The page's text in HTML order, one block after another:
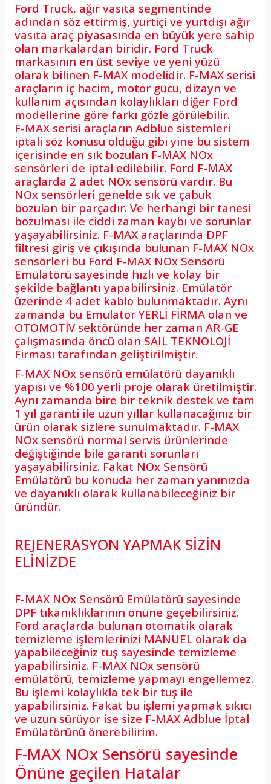
Ford Truck, ağır vasıta segmentinde
adından söz ettirmiş, yurtiçi ve yurtdışı ağır
vasıta araç piyasasında en büyük yere sahip
olan markalardan biridir. Ford Truck
markasının en üst seviye ve yeni yüzü
olarak bilinen F-MAX modelidir. F-MAX serisi
araçların iç hacim, motor gücü, dizayn ve
kullanım açısından kolaylıkları diğer Ford
modellerine göre farkı gözle görülebilir.
F-MAX serisi araçların Adblue sistemleri
iptali söz konusu olduğu gibi yine bu sistem
içerisinde en sık bozulan F-MAX NOx
sensörleri de iptal edilebilir. Ford F-MAX
araçlarda 2 adet NOx sensörü vardır. Bu
NOx sensörleri genelde sık ve çabuk
bozulan bir parçadır. Ve herhangi bir tanesi
bozulması ile ciddi zaman kaybı ve sorunlar
yaşayabilirsiniz. F-MAX araçlarında DPF
filtresi giriş ve çıkışında bulunan F-MAX NOx
sensörleri bu Ford F-MAX NOx Sensörü
Emülatörü sayesinde hızlı ve kolay bir
şekilde bağlantı yapabilirsiniz. Emülatör
üzerinde 4 adet kablo bulunmaktadır. Aynı
zamanda bu Emulator YERLİ FİRMA olan ve
OTOMOTİV sektöründe her zaman AR-GE
çalışmasında öncü olan SAIL TEKNOLOJİ
Firması tarafından geliştirilmiştir.
F-MAX NOx sensörü emülatörü dayanıklı
yapısı ve %100 yerli proje olarak üretilmiştir.
Aynı zamanda bire bir teknik destek ve tam
1 yıl garanti ile uzun yıllar kullanacağınız bir
ürün olarak sizlere sunulmaktadır. F-MAX
NOx sensörü normal servis ürünlerinde
değiştiğinde bile garanti sorunları
yaşayabilirsiniz. Fakat NOx Sensörü
Emülatörü bu konuda her zaman yanınızda
ve dayanıklı olarak kullanabileceğiniz bir
üründür.
REJENERASYON YAPMAK SİZİN
ELİNİZDE
F-MAX NOx Sensörü Emülatörü sayesinde
DPF tıkanıklıklarının önüne geçebilirsiniz.
Ford araçlarda bulunan otomatik olarak
temizleme işlemlerinizi MANUEL olarak da
yapabileceğiniz tuş sayesinde temizleme
yapabilirsiniz. F-MAX NOx sensörü
emülatörü, temizleme yapmayı engellemez.
Bu işlemi kolaylıkla tek bir tuş ile
yapabilirsiniz. Fakat bu işlemi yapmak sıkıcı
ve uzun sürüyor ise size F-MAX Adblue İptal
Emülatörünü önerebilirim.
F-MAX NOx Sensörü sayesinde
Önüne geçilen Hatalar